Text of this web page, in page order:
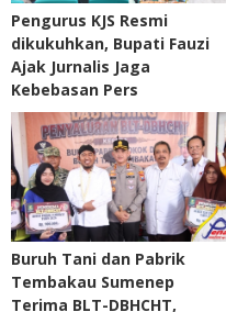
Pengurus KJS Resmi
dikukuhkan, Bupati Fauzi
Ajak Jurnalis Jaga
Kebebasan Pers
Buruh Tani dan Pabrik
Tembakau Sumenep
Terima BLT-DBHCHT,